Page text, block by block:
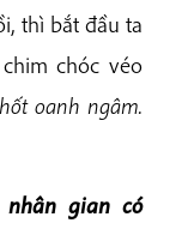
thì bắt đầu ta
chóc véo
oanh ngâm.
nhân gian có